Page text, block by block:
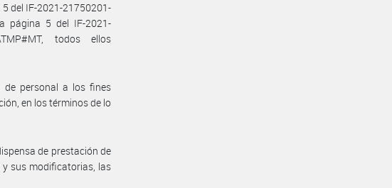
del IF-2021-21750201-
página 5 del IF-2021-
todos ellos
de personal a los fines
en los términos de lo
de prestación de
sus modificatorias, las